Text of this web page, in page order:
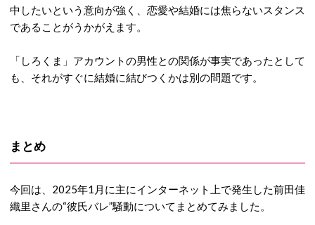
中したいという意向が強く、恋愛や結婚には焦らないスタンス
であることがうかがえます。
「しろくま」アカウントの男性との関係が事実であったとして
も、それがすぐに結婚に結びつくかは別の問題です。
まとめ
今回は、2025年1月に主にインターネット上で発生した前田佳
織里さんの“彼氏バレ”騒動についてまとめてみました。